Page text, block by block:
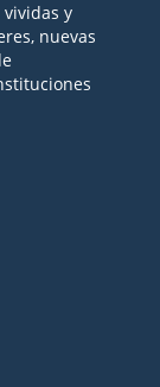
y
nuevas